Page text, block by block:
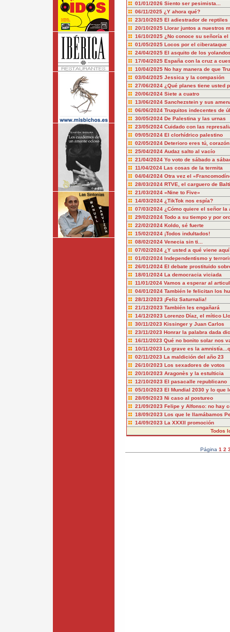
01/01/2026 Siento ser pesimista...
06/11/2025 ¿Y ahora qué?
23/10/2025 El adiestrador de reptiles
20/10/2025 Llorar juntos a nuestros
16/10/2025 ¿No conoce su señoría
01/05/2025 Locos por el ciberataque
24/04/2025 El asquito de los
17/04/2025 España con la cruz a
10/04/2025 No hay manera de que
03/04/2025 Jessica y la compasión
27/06/2024 ¿Qué planes tiene usted
20/06/2024 Siete a cuatro
13/06/2024 Sanchezstein y sus
06/06/2024 Truquitos indecentes de
30/05/2024 De Palestina y las urnas
23/05/2024 Cuidado con las
09/05/2024 El clorhídrico palestino
02/05/2024 Deterioro eres tú, corazón
25/04/2024 Audaz salto al vacío
21/04/2024 Yo voto de sábado a
11/04/2024 Las cosas de la termita
04/04/2024 Otra vez el
28/03/2024 RTVE, el carguero de
21/03/2024 «Nine to Five»
14/03/2024 ¿TikTok nos espía?
07/03/2024 ¿Cómo quiere el señor la
29/02/2024 Todo a su tiempo y por
22/02/2024 Koldo, sé fuerte
15/02/2024 ¡Todos indultados!
08/02/2024 Venecia sin ti...
07/02/2024 ¿Y usted a qué viene
01/02/2024 Independentismo y
26/01/2024 El debate prostituido
18/01/2024 La democracia viciada
11/01/2024 Vamos a esperar al
04/01/2024 También le felicitan los
28/12/2023 ¡Feliz Saturnalia!
21/12/2023 También les engañará
14/12/2023 Lorenzo Díaz, el mítico
30/11/2023 Kissinger y Juan Carlos
23/11/2023 Honrar la palabra dada
16/11/2023 Qué no bonito solar nos
10/11/2023 Lo grave es la
02/11/2023 La maldición del año 23
26/10/2023 Los sexadores de votos
20/10/2023 Aragonès y la estulticia
12/10/2023 El pasacalle republicano
05/10/2023 El Mundial 2030 y lo que
28/09/2023 Ni caso al postureo
21/09/2023 Felipe y Alfonso: no hay
18/09/2023 Los que le llamábamos
14/09/2023 La XXXII promoción
Todos
Página 1 2